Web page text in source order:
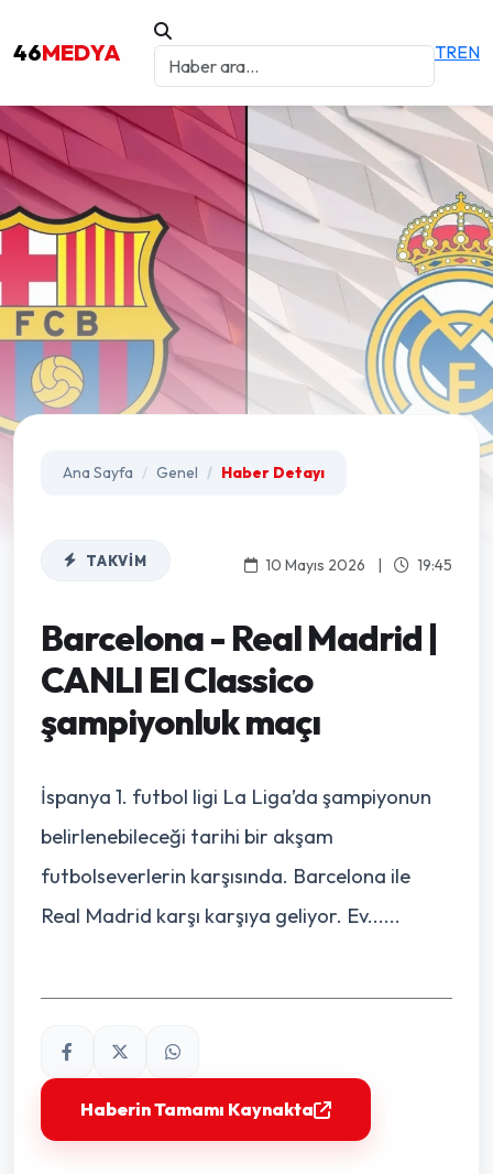
46MEDYA TREN
Ana Sayfa Genel Haber Detayı
TAKVIM 10 Mayıs 2026 | 19:45
Barcelona - Real Madrid |
CANLI El Classico
şampiyonluk maçı
İspanya 1. futbol ligi La Liga’da şampiyonun
belirlenebileceği tarihi bir akşam
futbolseverlerin karşısında. Barcelona ile
Real Madrid karşı karşıya geliyor. Ev......
Haberin Tamamı Kaynakta